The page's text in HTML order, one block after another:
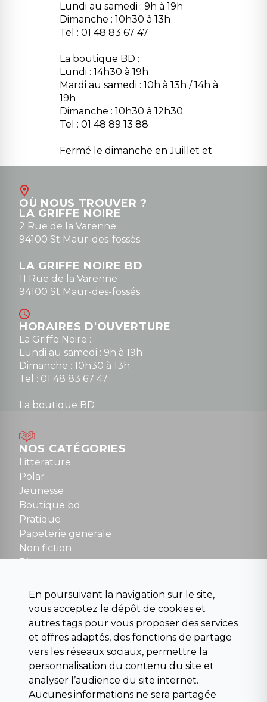
Lundi au samedi : 9h à 19h
Dimanche : 10h30 à 13h
Tel : 01 48 83 67 47
La boutique BD :
Lundi : 14h30 à 19h
Mardi au samedi : 10h à 13h / 14h à
19h
Dimanche : 10h30 à 12h30
Tel : 01 48 89 13 88
Fermé le dimanche en Juillet et
Août
contact@la-griffe-noire.com
0148836747
OÙ NOUS TROUVER ?
LA GRIFFE NOIRE
2 Rue de la Varenne
94100 St Maur-des-fossés
LA GRIFFE NOIRE BD
11 Rue de la Varenne
94100 St Maur-des-fossés
HORAIRES D'OUVERTURE
La Griffe Noire :
Lundi au samedi : 9h à 19h
Dimanche : 10h30 à 13h
Tel : 01 48 83 67 47
La boutique BD :
Mardi au samedi : 10h à 13h / 14h à 19h
Dimanche : 10h30 à 12h30
Tel : 01 48 89 13 88
NOUS CONTACTER
contact@la-griffe-noire.com
NOS CATÉGORIES
Litterature
Polar
Jeunesse
Boutique bd
Pratique
Papeterie generale
Non fiction
Divers
Beaux livres et art
Para scolaire
Histoire
Pochoteque
Pleiade
En poursuivant la navigation sur le site,
vous acceptez le dépôt de cookies et
autres tags pour vous proposer des services
et offres adaptés, des fonctions de partage
vers les réseaux sociaux, permettre la
personnalisation du contenu du site et
analyser l’audience du site internet.
Aucunes informations ne sera partagée